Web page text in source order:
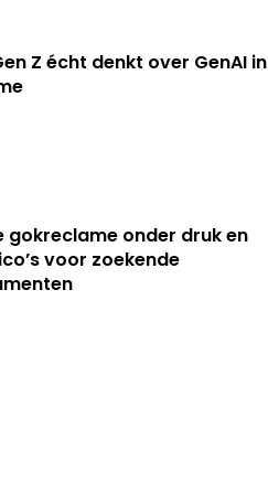
Z écht denkt over GenAI in
gokreclame onder druk en
voor zoekende